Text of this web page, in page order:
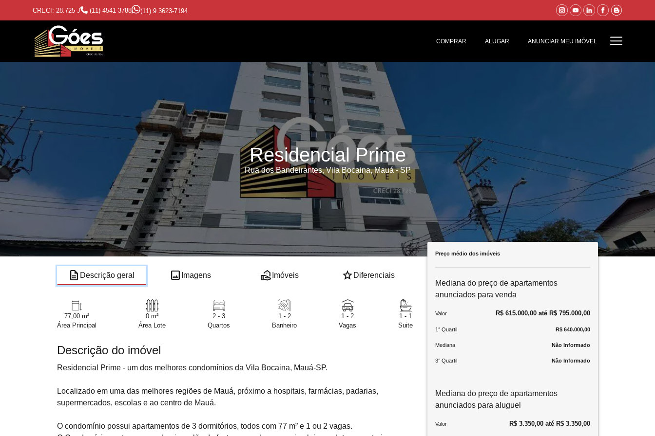
CRECI: 28.725-J (11) 4541-3788 (11) 9 3623-7194
COMPRAR ALUGAR ANUNCIAR MEU IMÓVEL
Residencial Prime
Rua dos Bandeirantes, Vila Bocaina, Mauá - SP
description Descrição geral image Imagens real_estate_agent Imóveis star Diferenciais
77,00 m²
Área Principal
0 m²
Área Lote
2 - 3
Quartos
1 - 2
Banheiro
1 - 2
Vagas
1 - 1
Suite
Descrição do imóvel
Residencial Prime - um dos melhores condomínios da Vila Bocaina, Mauá-SP.
Localizado em uma das melhores regiões de Mauá, próximo a hospitais, farmácias, padarias,
supermercados, escolas e ao centro de Mauá.
O condomínio possui apartamentos de 3 dormitórios, todos com 77 m² e 1 ou 2 vagas.
Preço médio dos imóveis
Mediana do preço de apartamentos
anunciados para venda
Valor R$ 615.000,00 até R$ 795.000,00
1° Quartil R$ 640.000,00
Mediana Não Informado
3° Quartil Não Informado
Mediana do preço de apartamentos
anunciados para aluguel
Valor R$ 3.350,00 até R$ 3.350,00